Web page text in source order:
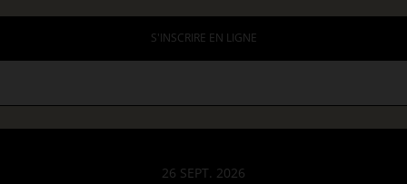
S'INSCRIRE EN LIGNE
26 SEPT. 2026